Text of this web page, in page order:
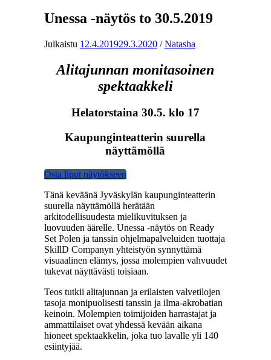
Unessa -näytös to 30.5.2019
Julkaistu 12.4.201929.3.2020/Natasha
Alitajunnan monitasoinen
spektaakkeli
Helatorstaina 30.5. klo 17
Kaupunginteatterin suurella
näyttämöllä
Osta liput näytökseen
Tänä keväänä Jyväskylän kaupunginteatterin
suurella näyttämöllä herätään
arkitodellisuudesta mielikuvituksen ja
luovuuden äärelle. Unessa -näytös on Ready
Set Polen ja tanssin ohjelmapalveluiden tuottaja
SkillD Companyn yhteistyön synnyttämä
visuaalinen elämys, jossa molempien vahvuudet
tukevat näyttävästi toisiaan.
Teos tutkii alitajunnan ja erilaisten valvetilojen
tasoja monipuolisesti tanssin ja ilma-akrobatian
keinoin. Molempien toimijoiden harrastajat ja
ammattilaiset ovat yhdessä kevään aikana
hioneet spektaakkelin, joka tuo lavalle yli 140
esiintyjää.